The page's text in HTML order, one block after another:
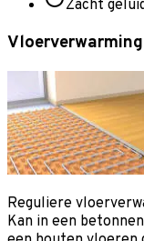
Zacht
Vloerverwarming
Reguliere
Kan in een